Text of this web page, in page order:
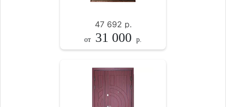
47 692 р.
от 31 000 р.